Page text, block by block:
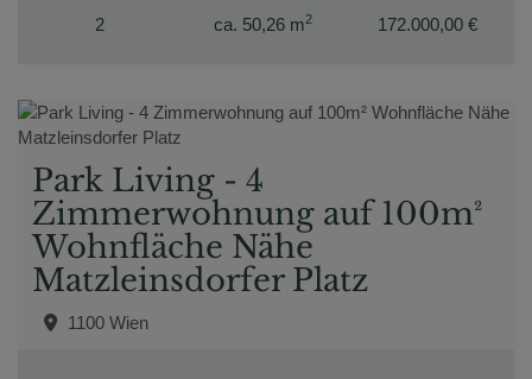
2
ca. 50,26 m2
172.000,00 €
Park Living - 4
Zimmerwohnung auf 100m²
Wohnfläche Nähe
Matzleinsdorfer Platz
1100 Wien